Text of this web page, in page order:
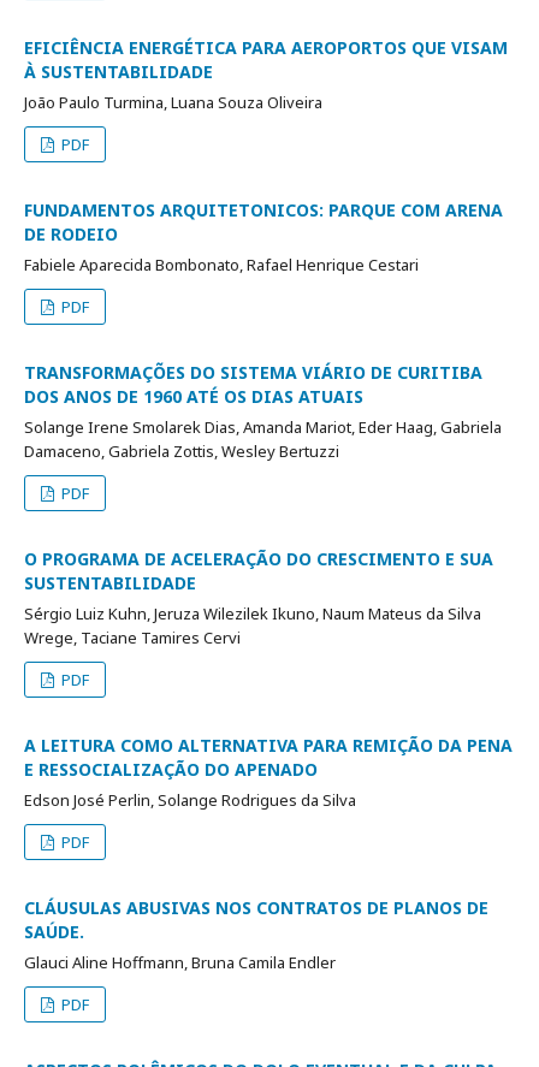
EFICIÊNCIA ENERGÉTICA PARA AEROPORTOS QUE VISAM
À SUSTENTABILIDADE
João Paulo Turmina, Luana Souza Oliveira
PDF
FUNDAMENTOS ARQUITETONICOS: PARQUE COM ARENA
DE RODEIO
Fabiele Aparecida Bombonato, Rafael Henrique Cestari
PDF
TRANSFORMAÇÕES DO SISTEMA VIÁRIO DE CURITIBA
DOS ANOS DE 1960 ATÉ OS DIAS ATUAIS
Solange Irene Smolarek Dias, Amanda Mariot, Eder Haag, Gabriela
Damaceno, Gabriela Zottis, Wesley Bertuzzi
PDF
O PROGRAMA DE ACELERAÇÃO DO CRESCIMENTO E SUA
SUSTENTABILIDADE
Sérgio Luiz Kuhn, Jeruza Wilezilek Ikuno, Naum Mateus da Silva
Wrege, Taciane Tamires Cervi
PDF
A LEITURA COMO ALTERNATIVA PARA REMIÇÃO DA PENA
E RESSOCIALIZAÇÃO DO APENADO
Edson José Perlin, Solange Rodrigues da Silva
PDF
CLÁUSULAS ABUSIVAS NOS CONTRATOS DE PLANOS DE
SAÚDE.
Glauci Aline Hoffmann, Bruna Camila Endler
PDF